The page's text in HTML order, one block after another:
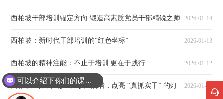
西柏坡干部培训锚定方向 锻造高素质党员干部精锐之师 2026-01-14
西柏坡：新时代干部培训的“红色坐标” 2026-01-13
西柏坡的精神注能：不止于培训 更在于践行 2026-01-12
西柏坡：推倒 “形式主义” 的墙，点亮 “真抓实干” 的灯 2026-01-09
可以介绍下你们的课程吗？